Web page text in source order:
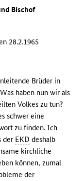
Bischof
28.2.1965
Brüder in
haben nun wir als
Volkes zu tun?
schwer eine
zu finden. Ich
der EKD deshalb
kirchliche
können, zumal
der